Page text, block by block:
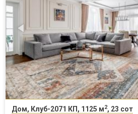
Дом, Клуб-2071 КП, 1125 м2, 23 сот